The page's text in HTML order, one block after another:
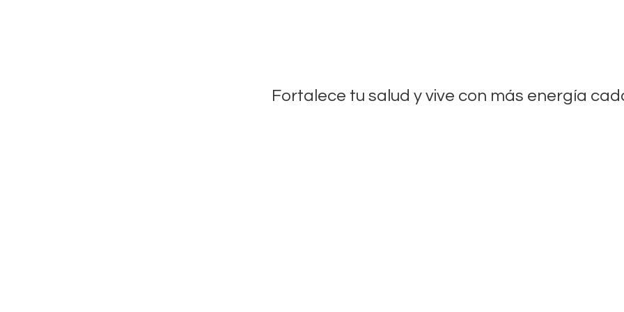
Fortalece tu salud y vive con más energía